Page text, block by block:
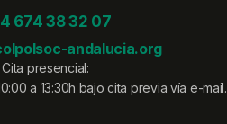
674 38 32 07
andalucia.org
Cita presencial:
a 13:30h bajo cita previa vía e-mail.